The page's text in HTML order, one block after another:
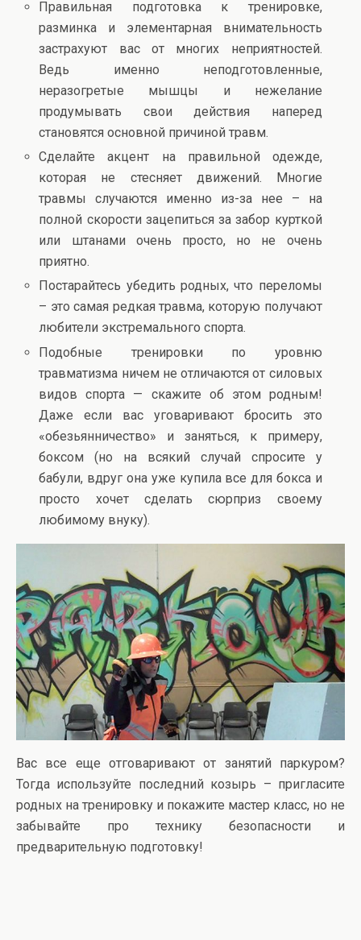
Правильная подготовка к тренировке,
разминка и элементарная внимательность
застрахуют вас от многих неприятностей.
Ведь именно неподготовленные,
неразогретые мышцы и нежелание
продумывать свои действия наперед
становятся основной причиной травм.
Сделайте акцент на правильной одежде,
которая не стесняет движений. Многие
травмы случаются именно из-за нее – на
полной скорости зацепиться за забор курткой
или штанами очень просто, но не очень
приятно.
Постарайтесь убедить родных, что переломы
– это самая редкая травма, которую получают
любители экстремального спорта.
Подобные тренировки по уровню
травматизма ничем не отличаются от силовых
видов спорта — скажите об этом родным!
Даже если вас уговаривают бросить это
«обезьянничество» и заняться, к примеру,
боксом (но на всякий случай спросите у
бабули, вдруг она уже купила все для бокса и
просто хочет сделать сюрприз своему
любимому внуку).
Вас все еще отговаривают от занятий паркуром?
Тогда используйте последний козырь – пригласите
родных на тренировку и покажите мастер класс, но не
забывайте про технику безопасности и
предварительную подготовку!